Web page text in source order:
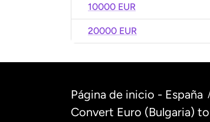
10000 EUR
20000 EUR
Página de inicio - España
Convert Euro (Bulgaria)